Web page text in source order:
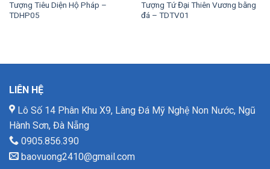
Tượng Tiêu Diện Hộ Pháp –
TDHP05
Tượng Tứ Đại Thiên Vương bằng
đá – TDTV01
LIÊN HỆ
Lô Số 14 Phân Khu X9, Làng Đá Mỹ Nghệ Non Nước, Ngũ
Hành Sơn, Đà Nẵng
0905.856.390
baovuong2410@gmail.com